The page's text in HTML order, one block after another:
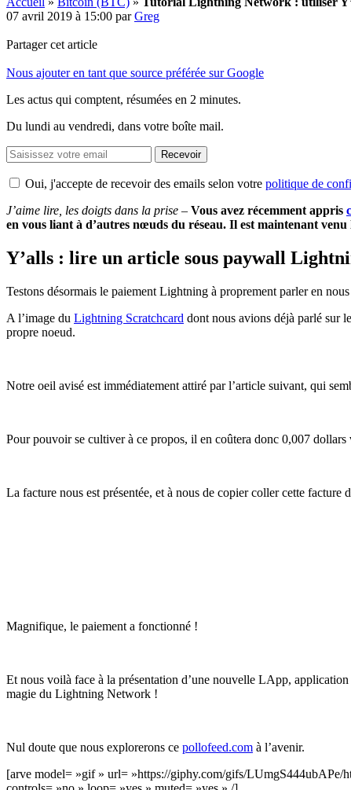
07 avril 2019 à 15:00 parGreg
Partager cet article
Nous ajouter en tant que source préférée sur Google
Les actus qui comptent, résumées en 2 minutes.
Du lundi au vendredi, dans votre boîte mail.
Recevoir
Oui, j'accepte de recevoir des emails selon votre politique de
J’aime lire, les doigts dans la prise – Vous avez récemment appris
en vous liant à d’autres nœuds du réseau. Il est maintenant
Y’alls : lire un article sous paywall
Testons désormais le paiement Lightning à proprement parler en
A l’image du Lightning Scratchcard dont nous avions déjà parlé sur
propre noeud.
Notre oeil avisé est immédiatement attiré par l’article suivant, qui
Pour pouvoir se cultiver à ce propos, il en coûtera donc 0,007
La facture nous est présentée, et à nous de copier coller cette
Magnifique, le paiement a fonctionné !
Et nous voilà face à la présentation d’une nouvelle LApp,
magie du Lightning Network !
Nul doute que nous explorerons ce pollofeed.com à l’avenir.
[arve model= »gif » url= »https://giphy.com/gifs/